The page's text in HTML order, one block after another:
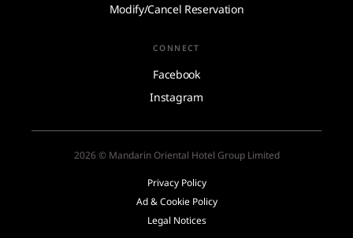
Modify/Cancel Reservation
CONNECT
Facebook
Instagram
2026 © Mandarin Oriental Hotel Group Limited
Privacy Policy
Ad & Cookie Policy
Legal Notices